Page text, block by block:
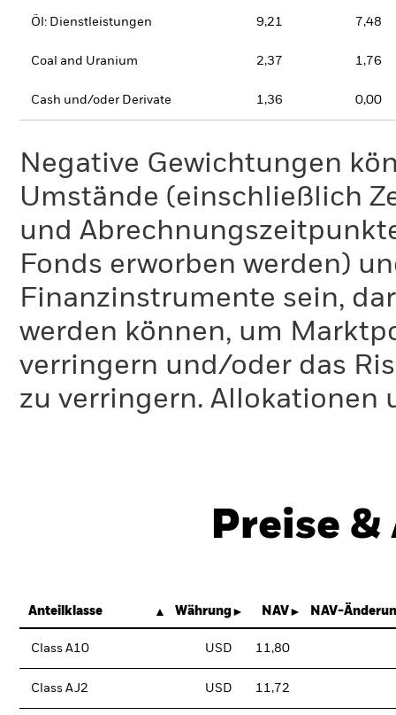
Öl: Dienstleistungen 9,21 7,48
Coal and Uranium 2,37 1,76
Cash und/oder Derivate 1,36 0,00
Negative Gewichtungen
Umstände (einschließlich
und
Fonds erworben werden)
Finanzinstrumente sein,
werden können, um
verringern und/oder das
zu verringern. Allokationen
Preise
Anteilklasse Währung NAV NAV-
Class A10 USD 11,80
Class AJ2 USD 11,72